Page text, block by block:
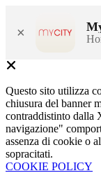
×
Questo sito utilizza
chiusura del banner
contraddistinto dalla
navigazione"
assenza di cookie o
sopracitati.
COOKIE POLICY